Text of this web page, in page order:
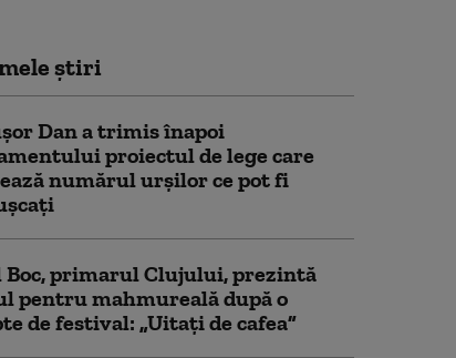
știri
Dan a trimis înapoi
proiectul de lege care
numărul urșilor ce pot fi
Boc, primarul Clujului, prezintă
pentru mahmureală după o
de festival: „Uitați de cafea”